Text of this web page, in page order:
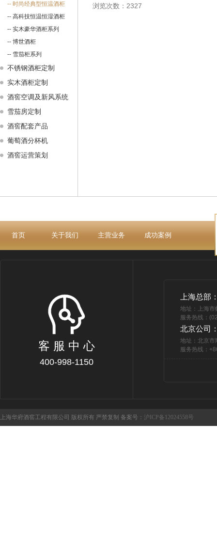
-- 时尚经典型恒温酒柜
-- 高科技恒温恒湿酒柜
-- 实木豪华酒柜系列
-- 博世酒柜
-- 雪茄柜系列
不锈钢酒柜定制
实木酒柜定制
酒窖空调及新风系统
雪茄房定制
酒窖配套产品
葡萄酒分杯机
酒窖运营策划
浏览次数：2327
首页 关于我们 主营业务 成功案例
客 服 中 心
400-998-1150
上海总部
地址：上海
服务热线：
北京公司
地址：北京市
服务热线：
上海华府酒窖工程有限公司 版权所有 严禁复制 备案号： 沪ICP备12024558号